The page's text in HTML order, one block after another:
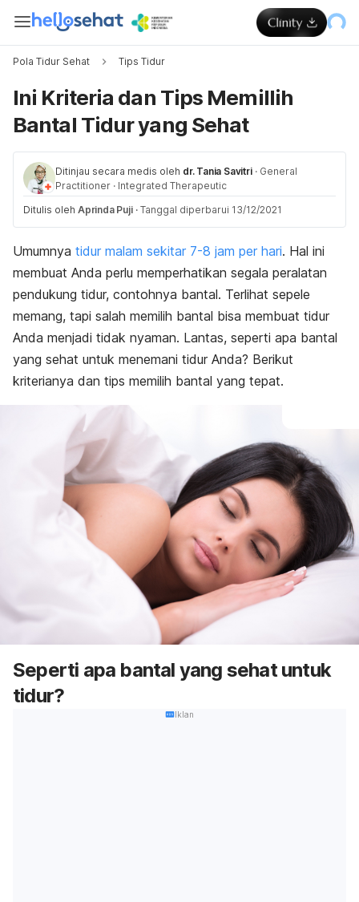
Pola Tidur Sehat Tips Tidur
Ini Kriteria dan Tips Memillih
Bantal Tidur yang Sehat
Ditinjau secara medis oleh dr. Tania Savitri · General
Practitioner · Integrated Therapeutic
Ditulis oleh Aprinda Puji · Tanggal diperbarui 13/12/2021
Umumnya tidur malam sekitar 7-8 jam per hari. Hal ini
membuat Anda perlu memperhatikan segala peralatan
pendukung tidur, contohnya bantal. Terlihat sepele
memang, tapi salah memilih bantal bisa membuat tidur
Anda menjadi tidak nyaman. Lantas, seperti apa bantal
yang sehat untuk menemani tidur Anda? Berikut
kriterianya dan tips memilih bantal yang tepat.
Seperti apa bantal yang sehat untuk
tidur?
Iklan